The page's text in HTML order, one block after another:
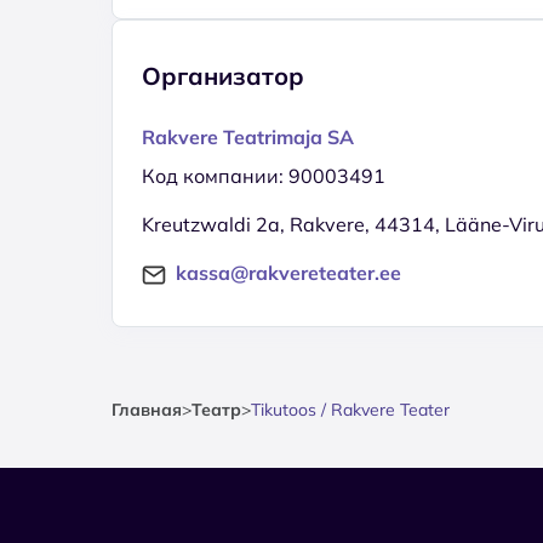
Организатор
Rakvere Teatrimaja SA
Код компании: 90003491
Kreutzwaldi 2a, Rakvere, 44314, Lääne-
kassa@rakvereteater.ee
Главная>Театр>Tikutoos / Rakvere Teater